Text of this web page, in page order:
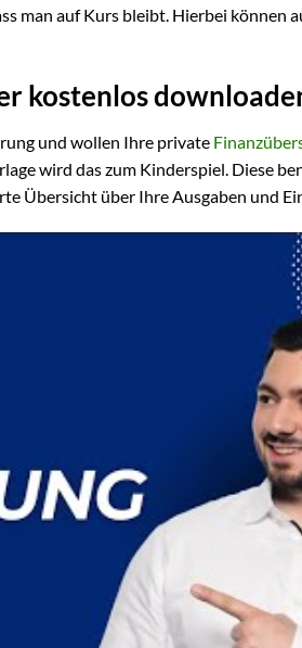
man auf Kurs bleibt. Hierbei können
kostenlos
und wollen Ihre private
wird das zum Kinderspiel. Diese
Übersicht über Ihre Ausgaben und